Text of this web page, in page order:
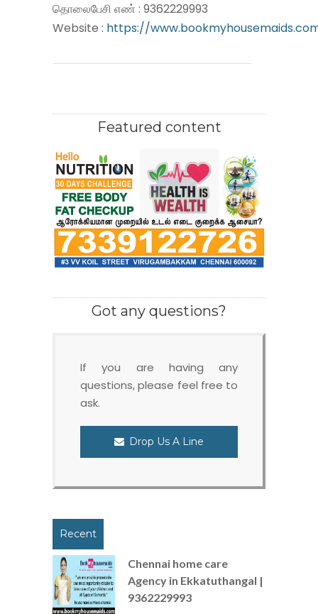
தொலைபேசி எண் : 9362229993
Website : https://
Featured content
Got any questions?
If you are having any
questions, please feel free to
ask.
Drop Us A Line
Recent
Chennai home care
Agency in Ekkatuthangal |
9362229993